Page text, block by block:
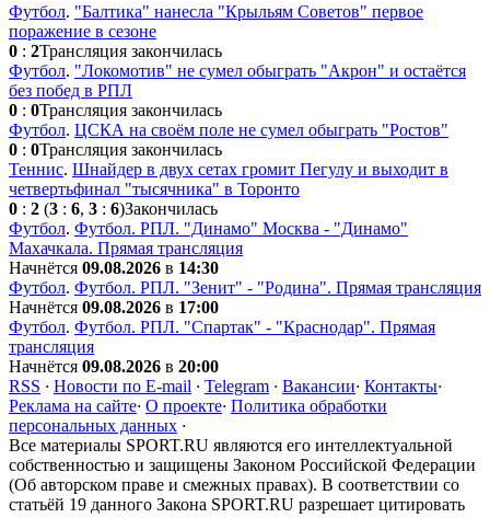
Футбол. "Балтика" нанесла "Крыльям Советов" первое
поражение в сезоне
0 : 2Трансляция закончилась
Футбол. "Локомотив" не сумел обыграть "Акрон" и остаётся
без побед в РПЛ
0 : 0Трансляция закончилась
Футбол. ЦСКА на своём поле не сумел обыграть "Ростов"
0 : 0Трансляция закончилась
Теннис. Шнайдер в двух сетах громит Пегулу и выходит в
четвертьфинал "тысячника" в Торонто
0 : 2 (3 : 6, 3 : 6)Закончилась
Футбол. Футбол. РПЛ. "Динамо" Москва - "Динамо"
Махачкала. Прямая трансляция
Начнётся 09.08.2026 в 14:30
Футбол. Футбол. РПЛ. "Зенит" - "Родина". Прямая трансляция
Начнётся 09.08.2026 в 17:00
Футбол. Футбол. РПЛ. "Спартак" - "Краснодар". Прямая
трансляция
Начнётся 09.08.2026 в 20:00
RSS · Новости по E-mail · Telegram · Вакансии· Контакты·
Реклама на сайте· О проекте· Политика обработки
персональных данных ·
Все материалы SPORT.RU являются его интеллектуальной
собственностью и защищены Законом Российской Федерации
(Об авторском праве и смежных правах). В соответствии со
статьёй 19 данного Закона SPORT.RU разрешает цитировать